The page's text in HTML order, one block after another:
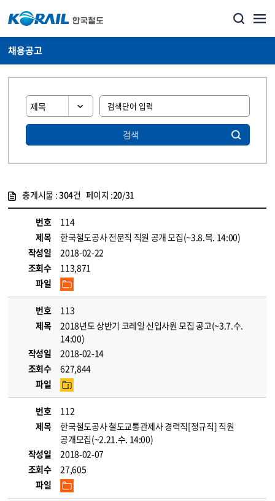
채용공고
검색
총게시물 :304건 페이지 :20/31
번호
114
제목
한국철도공사 전문직 직원 공개 모집(~3.8.목. 14:00)
작성일
2018-02-22
조회수
113,871
파일
번호
113
제목
2018년도 상반기 코레일 신입사원 모집 공고(~3.7.수.
14:00)
작성일
2018-02-14
조회수
627,844
파일
번호
112
제목
한국철도공사 철도교통관제사 경력직[정규직] 직원
공개모집(~2.21.수. 14:00)
작성일
2018-02-07
조회수
27,605
파일